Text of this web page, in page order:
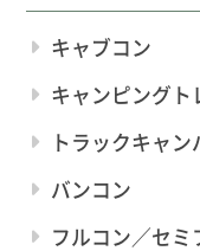
キャブコン
キャンピングト
トラックキャン
バンコン
フルコン／セ